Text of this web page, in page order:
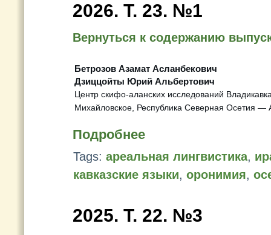
2026. T. 23. №1
Вернуться к содержанию
Бетрозов Азамат Асланбекович
Дзиццойты Юрий Альбертович
Центр скифо-аланских исследований
Михайловское, Республика Северная Осетия —
Подробнее
Tags: ареальная лингвистика,
кавказские языки, оронимия,
2025. Т. 22. №3